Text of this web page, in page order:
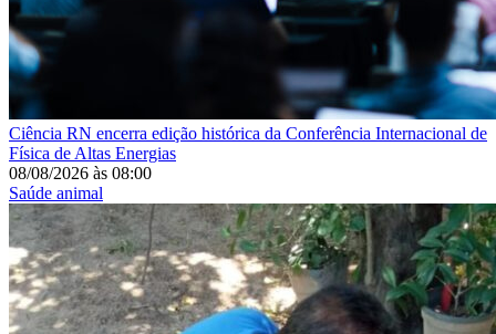
Ciência RN encerra edição histórica da Conferência Internacional de
Física de Altas Energias
08/08/2026 às 08:00
Saúde animal